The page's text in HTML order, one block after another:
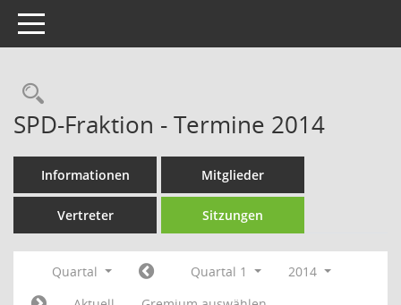
Toggle navigation
Rechercheauswahl
SPD-Fraktion - Termine 2014
Informationen Mitglieder
Vertreter Sitzungen
Quartal Quartal 1
2014